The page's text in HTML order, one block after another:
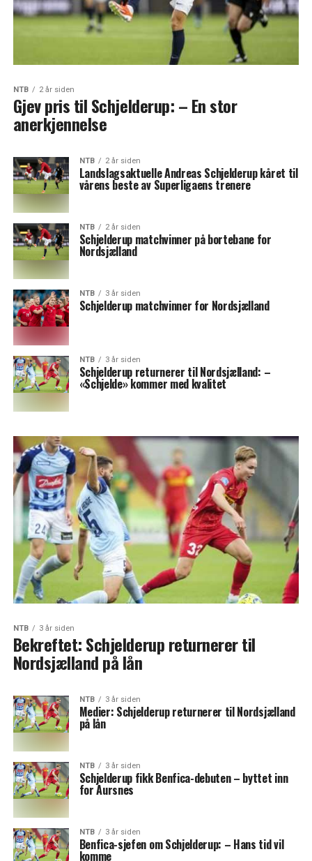
NTB 2 år siden
Gjev pris til Schjelderup: – En stor
anerkjennelse
NTB 2 år siden
Landslagsaktuelle Andreas Schjelderup kåret til
vårens beste av Superligaens trenere
NTB 2 år siden
Schjelderup matchvinner på bortebane for
Nordsjælland
NTB 3 år siden
Schjelderup matchvinner for Nordsjælland
NTB 3 år siden
Schjelderup returnerer til Nordsjælland: –
«Schjelde» kommer med kvalitet
NTB 3 år siden
Bekreftet: Schjelderup returnerer til
Nordsjælland på lån
NTB 3 år siden
Medier: Schjelderup returnerer til Nordsjælland
på lån
NTB 3 år siden
Schjelderup fikk Benfica-debuten – byttet inn
for Aursnes
NTB 3 år siden
Benfica-sjefen om Schjelderup: – Hans tid vil
komme